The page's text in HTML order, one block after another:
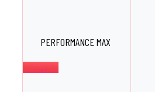
PERFORMANCE MAX
Saber más